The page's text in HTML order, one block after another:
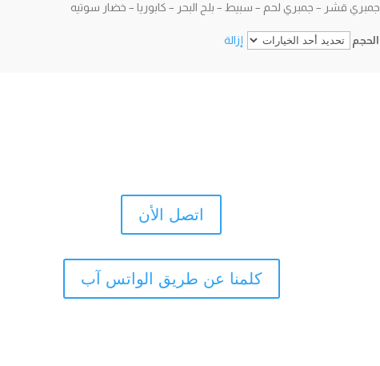
جمبري قشر – جمبري لحم – سبيط – بلح البحر – كابوريا – خضار سوتيه
الحجم إزالة
اتصل الأن
كلمنا عن طريق الواتس آب